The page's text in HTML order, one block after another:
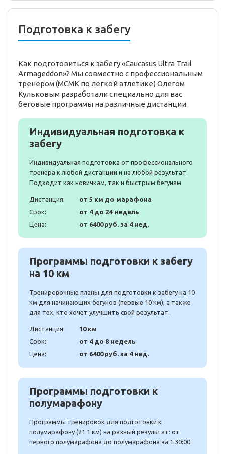
Подготовка к забегу
Как подготовиться к забегу «Caucasus Ultra Trail
Armageddon»? Мы совместно с профессиональным
тренером (МСМК по легкой атлетике) Олегом
Кульковым разработали специально для вас
беговые программы на различные дистанции.
Индивидуальная подготовка к
забегу
Индивидуальная подготовка от профессионального
тренера к любой дистанции и на любой результат.
Подходит как новичкам, так и быстрым бегунам
Дистанция:
от 5 км до марафона
Срок:
от 4 до 24 недель
Цена:
от 6400 руб. за 4 нед.
Программы подготовки к забегу
на 10 км
Тренировочные планы для подготовки к забегу на 10
км для начинающих бегунов (первые 10 км), а также
для тех, кто хочет улучшить свой результат.
Дистанция:
10 км
Срок:
от 4 до 8 недель
Цена:
от 6400 руб. за 4 нед.
Программы подготовки к
полумарафону
Программы тренировок для подготовки к
полумарафону (21.1 км) на разный результат: от
первого полумарафона до полумарафона за 1:30:00.